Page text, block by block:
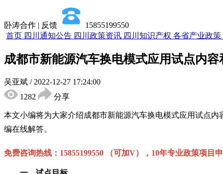
卧涛合作 | 反馈
15855199550
首页 四川通知公告 四川政策资讯 四川知识产权 各省产业政策
成都市新能源汽车换电模式应用试点内
吴亚斌 / 2022-12-27 17:24:00
1282
分享
本文小编将为大家介绍成都市新能源汽车换电模式应用试点内
编在线解答。
免费咨询热线： 15855199550 （可加V），10年专业政策项目